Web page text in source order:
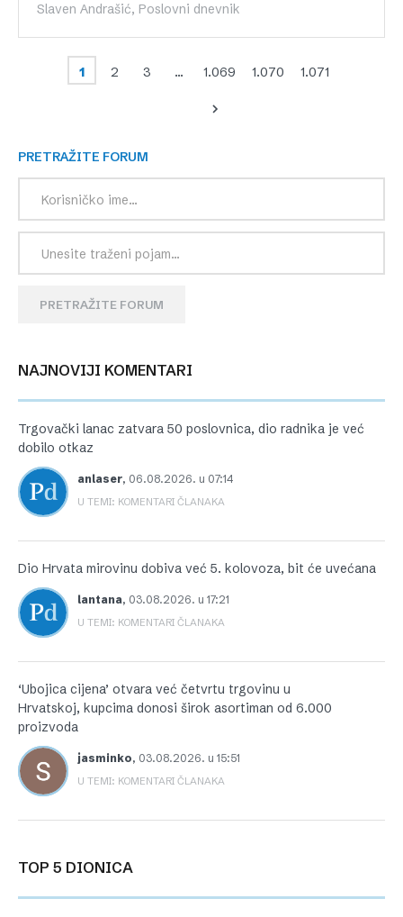
Slaven Andrašić, Poslovni dnevnik
1 2 3 … 1.069 1.070 1.071
PRETRAŽITE FORUM
PRETRAŽITE FORUM
NAJNOVIJI KOMENTARI
Trgovački lanac zatvara 50 poslovnica, dio radnika je već
dobilo otkaz
anlaser, 06.08.2026. u 07:14
U TEMI: KOMENTARI ČLANAKA
Dio Hrvata mirovinu dobiva već 5. kolovoza, bit će uvećana
lantana, 03.08.2026. u 17:21
U TEMI: KOMENTARI ČLANAKA
‘Ubojica cijena’ otvara već četvrtu trgovinu u
Hrvatskoj, kupcima donosi širok asortiman od 6.000
proizvoda
jasminko, 03.08.2026. u 15:51
U TEMI: KOMENTARI ČLANAKA
TOP 5 DIONICA